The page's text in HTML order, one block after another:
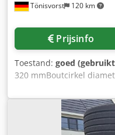
Tönisvorst 120 km
Prijsinfo
Toestand: goed
320 mmBoutcirkel
265 mm diameterSpigot
stalen beugel 185 mm